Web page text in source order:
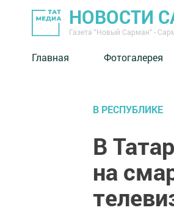
НОВОСТИ
Газета "Новый Сарман" -
Главная Фотогалерея
В РЕСПУБЛИКЕ
В
на